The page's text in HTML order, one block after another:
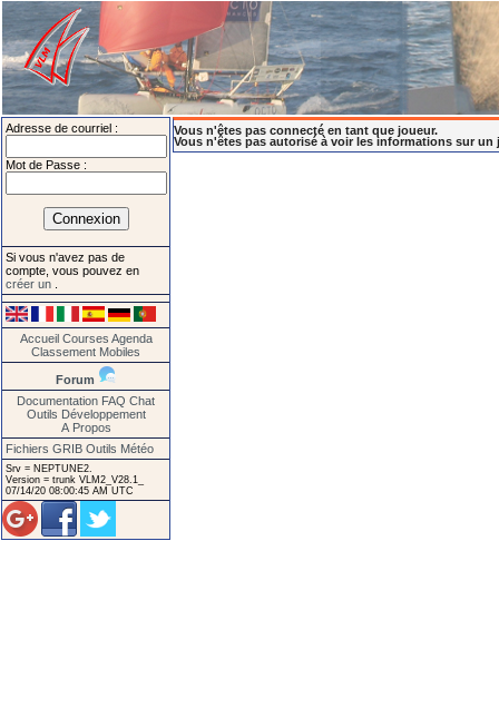
Adresse de courriel :
Mot de Passe :
Si vous n'avez pas de
compte, vous pouvez en
créer un
Accueil Courses Agenda
Classement Mobiles
Forum
Documentation FAQ Chat
Outils Développement
A Propos
Fichiers GRIB Outils Météo
Srv = NEPTUNE2.
Version = trunk VLM2_V28.1_
07/14/20 08:00:45 AM UTC
Vous n'êtes pas connecté en tant que joueur.
Vous n'êtes pas autorisé à voir les informations sur un